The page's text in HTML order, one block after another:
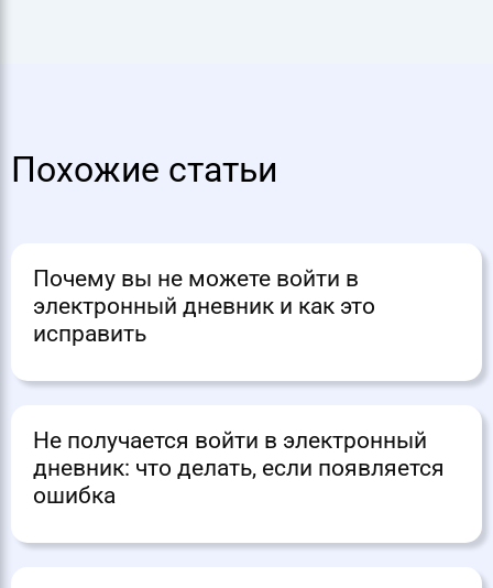
Похожие статьи
Почему вы не можете войти в
электронный дневник и как это
исправить
Не получается войти в электронный
дневник: что делать, если появляется
ошибка